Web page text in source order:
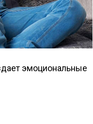
эмоциональные